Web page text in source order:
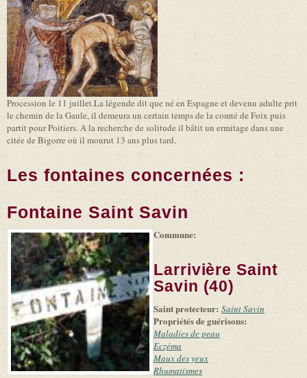
Procession le 11 juillet.La légende dit que né en Espagne et devenu adulte prit
le chemin de la Gaule, il demeura un certain temps de la comté de Foix puis
partit pour Poitiers. A la recherche de solitude il bâtit un ermitage dans une
citée de Bigorre où il mourut 13 ans plus tard.
Les fontaines concernées :
Fontaine Saint Savin
-
Leaflet (link is
|
Tiles
(link is
external)
©
Microsoft
and
suppliers
Commune:
Larrivière Saint
Savin (40)
Saint protecteur: Saint Savin
Propriétés de guérisons:
Maladies de peau
Eczéma
Maux des yeux
Rhumatismes